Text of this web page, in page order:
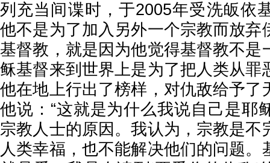
列充当间谍时，于2005年受洗皈依
他不是为了加入另外一个宗教而放弃
基督教，就是因为他觉得基督教不是
稣基督来到世界上是为了把人类从罪
他在地上行出了榜样，对仇敌给予了
他说：“这就是为什么我说自己是耶
宗教人士的原因。我认为，宗教是不
人类幸福，也不能解决他们的问题。